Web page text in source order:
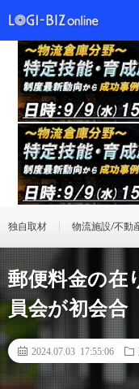
独自取材 物流施設/不動
郵便料金の在
員会が初会合
2024.07.03 17:55:06